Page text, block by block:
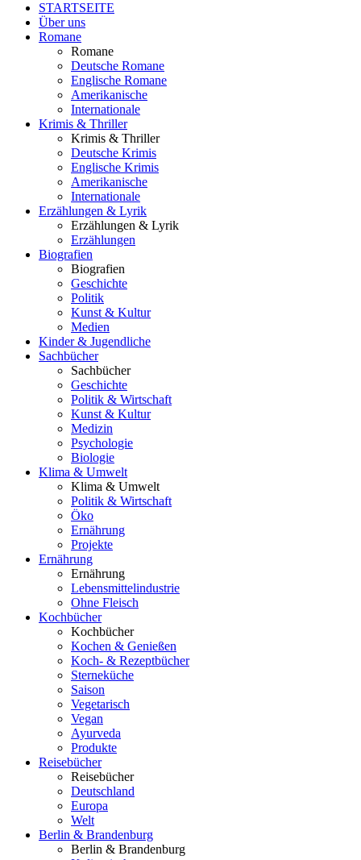
STARTSEITE
Über uns
Romane
Romane
Deutsche Romane
Englische Romane
Amerikanische
Internationale
Krimis & Thriller
Krimis & Thriller
Deutsche Krimis
Englische Krimis
Amerikanische
Internationale
Erzählungen & Lyrik
Erzählungen & Lyrik
Erzählungen
Biografien
Biografien
Geschichte
Politik
Kunst & Kultur
Medien
Kinder & Jugendliche
Sachbücher
Sachbücher
Geschichte
Politik & Wirtschaft
Kunst & Kultur
Medizin
Psychologie
Biologie
Klima & Umwelt
Klima & Umwelt
Politik & Wirtschaft
Öko
Ernährung
Projekte
Ernährung
Ernährung
Lebensmittelindustrie
Ohne Fleisch
Kochbücher
Kochbücher
Kochen & Genießen
Koch- & Rezeptbücher
Sterneküche
Saison
Vegetarisch
Vegan
Ayurveda
Produkte
Reisebücher
Reisebücher
Deutschland
Europa
Welt
Berlin & Brandenburg
Berlin & Brandenburg